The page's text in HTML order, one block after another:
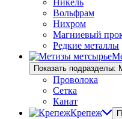
Никель
Вольфрам
Нихром
Магниевый
Редкие металлы
Показать подразделы:
Проволока
Сетка
Канат
Крепеж